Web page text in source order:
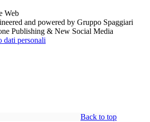
and powered by Gruppo Spaggiari
Publishing & New Social Media
dati personali
Back to top